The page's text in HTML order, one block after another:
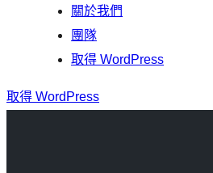
關於我們
團隊
取得 WordPress
取得 WordPress